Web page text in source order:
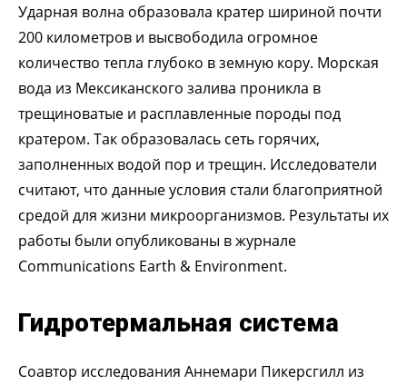
Ударная волна образовала кратер шириной почти
200 километров и высвободила огромное
количество тепла глубоко в земную кору. Морская
вода из Мексиканского залива проникла в
трещиноватые и расплавленные породы под
кратером. Так образовалась сеть горячих,
заполненных водой пор и трещин. Исследователи
считают, что данные условия стали благоприятной
средой для жизни микроорганизмов. Результаты их
работы были опубликованы в журнале
Communications Earth & Environment.
Гидротермальная система
Соавтор исследования Аннемари Пикерсгилл из